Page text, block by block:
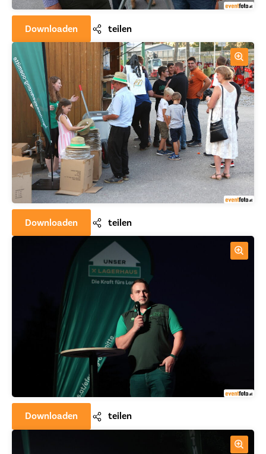
Downloaden teilen
Downloaden teilen
Downloaden teilen